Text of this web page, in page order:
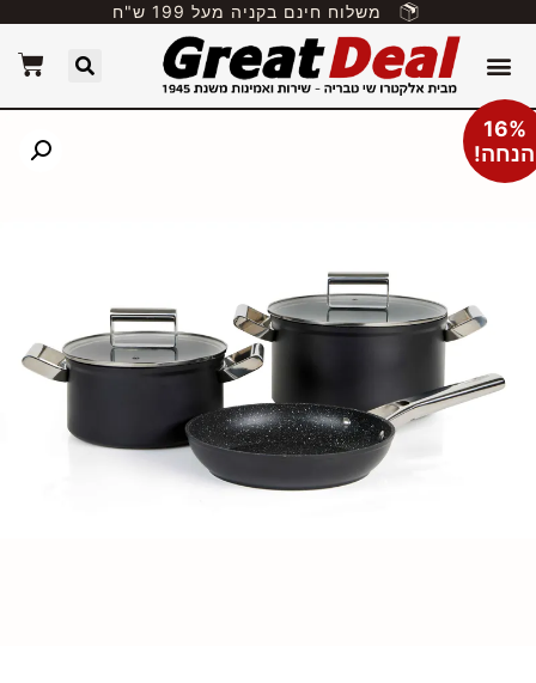
משלוח חינם בקניה מעל 199 ש"ח
16%
הנחה!